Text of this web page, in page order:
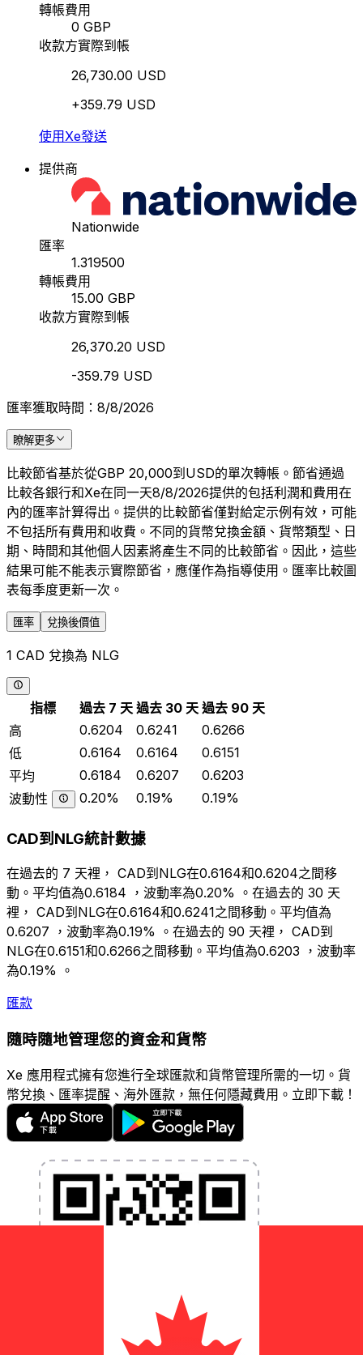
轉帳費用
0 GBP
收款方實際到帳
26,730.00 USD
+359.79 USD
使用Xe發送
提供商
Nationwide
匯率
1.319500
轉帳費用
15.00 GBP
收款方實際到帳
26,370.20 USD
-359.79 USD
匯率獲取時間：8/8/2026
瞭解更多
比較節省基於從GBP 20,000到USD的單次轉帳。節省通過
比較各銀行和Xe在同一天8/8/2026提供的包括利潤和費用在
內的匯率計算得出。提供的比較節省僅對給定示例有效，可能
不包括所有費用和收費。不同的貨幣兌換金額、貨幣類型、日
期、時間和其他個人因素將產生不同的比較節省。因此，這些
結果可能不能表示實際節省，應僅作為指導使用。匯率比較圖
表每季度更新一次。
匯率 兌換後價值
1 CAD 兌換為 NLG
指標 過去 7 天 過去 30 天 過去 90 天
高
0.6204 0.6241
0.6266
低
0.6164 0.6164
0.6151
平均
0.6184 0.6207
0.6203
波動性
0.20% 0.19% 0.19%
CAD到NLG統計數據
在過去的 7 天裡， CAD到NLG在0.6164和0.6204之間移
動。平均值為0.6184 ，波動率為0.20% 。在過去的 30 天
裡， CAD到NLG在0.6164和0.6241之間移動。平均值為
0.6207 ，波動率為0.19% 。在過去的 90 天裡， CAD到
NLG在0.6151和0.6266之間移動。平均值為0.6203 ，波動率
為0.19% 。
匯款
隨時隨地管理您的資金和貨幣
Xe 應用程式擁有您進行全球匯款和貨幣管理所需的一切。貨
幣兌換、匯率提醒、海外匯款，無任何隱藏費用。立即下載！